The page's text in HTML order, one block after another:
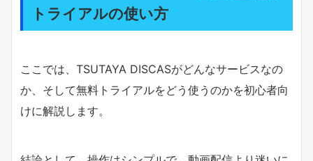
トライアルの使い方
ここでは、TSUTAYA DISCASがどんなサービスなの
か、そして無料トライアルをどう使うのかを初心者向
けに解説します。